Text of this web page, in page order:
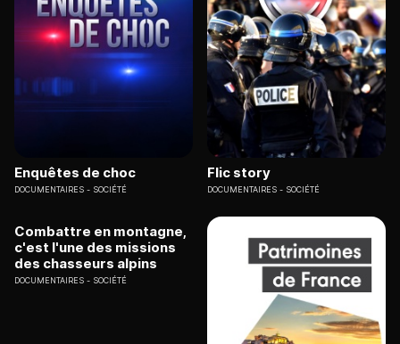
Enquêtes de choc
DOCUMENTAIRES SOCIÉTÉ
Flic story
DOCUMENTAIRES SOCIÉTÉ
Combattre en montagne,
c'est l'une des missions
des chasseurs alpins
DOCUMENTAIRES SOCIÉTÉ